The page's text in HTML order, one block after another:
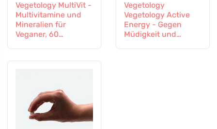
Vegetology MultiVit -
Multivitamine und
Mineralien für
Veganer, 60
Vegetology
Vegetology Active
Energy - Gegen
Müdigkeit und